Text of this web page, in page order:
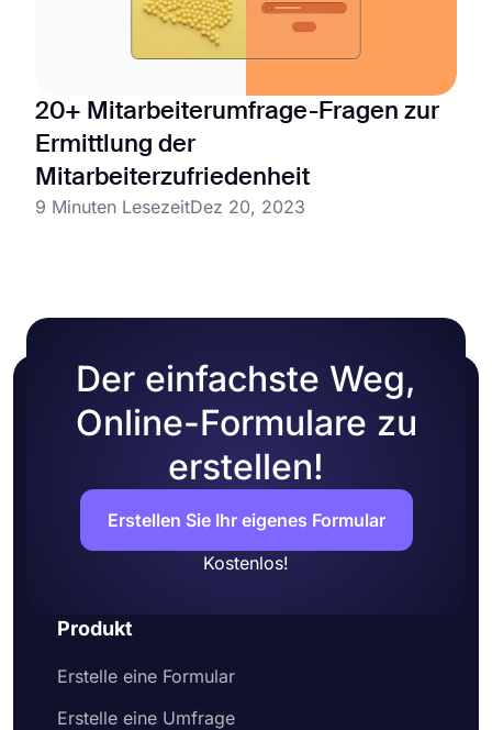
20+ Mitarbeiterumfrage-Fragen zur
Ermittlung der
Mitarbeiterzufriedenheit
9 Minuten LesezeitDez 20, 2023
Der einfachste Weg,
Online-Formulare zu
erstellen!
Erstellen Sie Ihr eigenes Formular
Kostenlos!
Produkt
Erstelle eine Formular
Erstelle eine Umfrage